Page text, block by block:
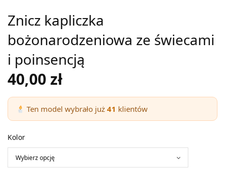
Znicz kapliczka
bożonarodzeniowa ze świecami
i poinsencją
40,00zł
Ten model wybrało już41 klientów
Kolor